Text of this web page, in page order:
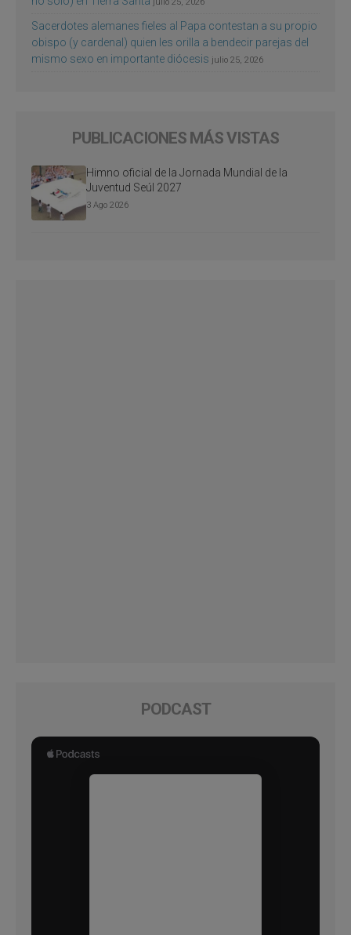
julio 25, 2026
Sacerdotes alemanes fieles al Papa contestan a su propio
obispo (y cardenal) quien les orilla a bendecir parejas del
mismo sexo en importante diócesis julio 25, 2026
PUBLICACIONES MÁS VISTAS
Himno oficial de la Jornada Mundial de la
Juventud Seúl 2027
3 Ago 2026
PODCAST